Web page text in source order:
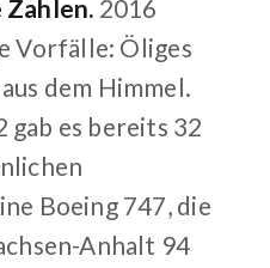
Zahlen. 2016
Vorfälle: Öliges
dem Himmel.
gab es bereits 32
Boeing 747, die
Anhalt 94